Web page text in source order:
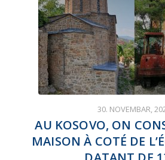
30. NOVEMBAR,
AU KOSOVO, ON
MAISON À COTÉ DE